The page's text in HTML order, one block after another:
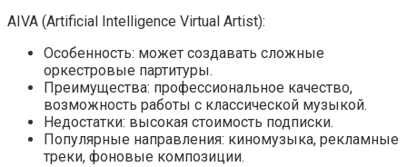
AIVA (Artificial Intelligence Virtual Artist):
Особенность: может создавать сложные
оркестровые партитуры.
Преимущества: профессиональное качество,
возможность работы с классической музыкой.
Недостатки: высокая стоимость подписки.
Популярные направления: киномузыка, рекламные
треки, фоновые композиции.